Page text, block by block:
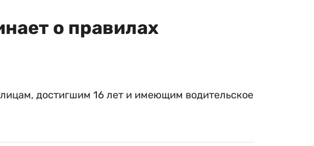
о правилах
достигшим 16 лет и имеющим водительское